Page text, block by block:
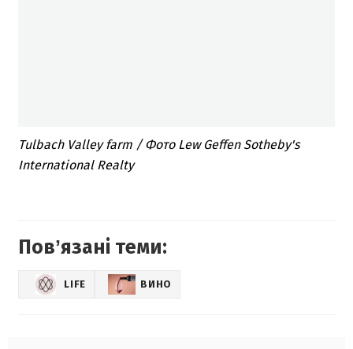
Tulbach Valley farm / Фото Lew Geffen Sotheby's
International Realty
Повʼязані теми:
LIFE ВИНО